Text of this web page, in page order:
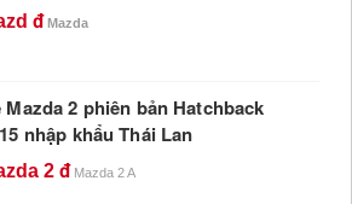
Mazda
Mazda 2 phiên bản Hatchback
nhập khẩu Thái Lan
2 Mazda 2 A